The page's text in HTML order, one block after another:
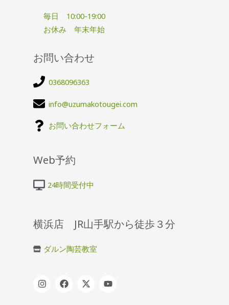
毎日 10:00-19:00
お休み 年末年始
お問い合わせ
0368096363
info@uzumakotougei.com
お問い合わせフォーム
Web予約
24時間受付中
横浜店 JR山手駅から徒歩３分
ダルン陶芸教室